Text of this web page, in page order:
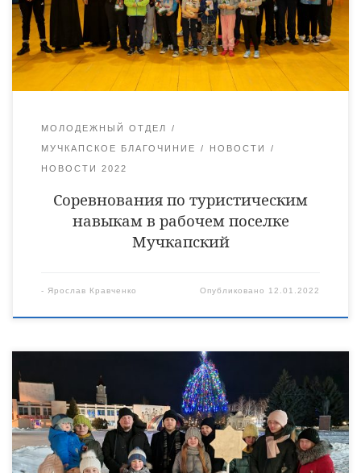
состязаниях приняли участие 3 команды: Команда
туристического клуба рабочего поселка Мучкапский; Команда
епархиального молодежного клуба из города Уварово и
рабочего поселка Мучкапский; Юные воспитанники […]
МОЛОДЕЖНЫЙ ОТДЕЛ
МУЧКАПСКОЕ БЛАГОЧИНИЕ НОВОСТИ
НОВОСТИ 2022
Соревнования по туристическим
навыкам в рабочем поселке
Мучкапский
- Ярослав Кравченко Опубликовано 12.01.2022
Ребята из молодежного епархиального клуба, а также совсем
юные воспитанники младшей группы мучкапской
воскресной школы вместе с наставниками поздравили
жителей поселка с праздником Рождества Христова. 9 января
молодые люди посетили прихожан храма Александра